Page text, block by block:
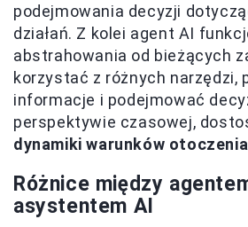
podejmowania decyzji
działań. Z kolei agent AI
abstrahowania od bieżących
korzystać z różnych narzędzi,
informacje i podejmować
perspektywie czasowej,
dynamiki warunków otoczenia
Różnice między
asystentem AI